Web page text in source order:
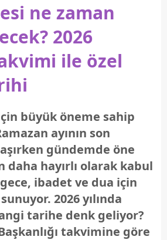
ne zaman
2026
ile özel
büyük öneme sahip
ayının son
gündemde öne
daha hayırlı olarak kabul
ibadet ve dua için
2026 yılında
tarihe denk geliyor?
takvimine göre